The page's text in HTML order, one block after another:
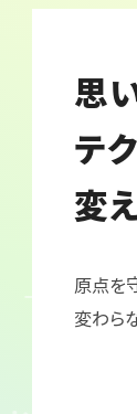
思
テ
変
原点を
変わら